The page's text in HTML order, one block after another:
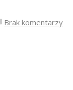
Brak komentarzy